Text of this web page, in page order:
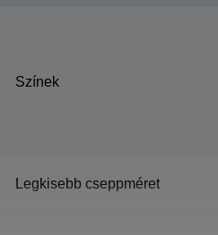
Színek
Legkisebb cseppméret